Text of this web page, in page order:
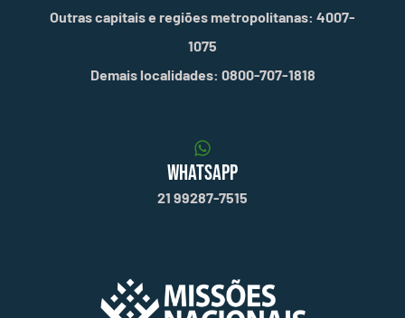
Outras capitais e regiões metropolitanas: 4007-
1075
Demais localidades: 0800-707-1818
WHATSAPP
21 99287-7515